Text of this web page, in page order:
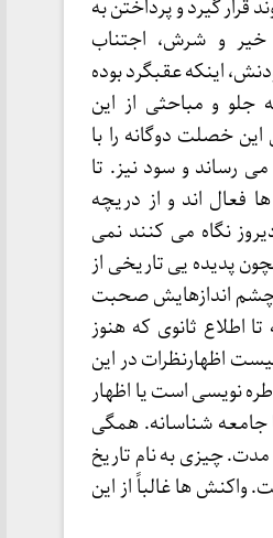
قرار گیرد و پرداختن به
و شرش، اجتناب
اینکه عقبگرد بوده
و مباحثی از این
خصلت دوگانه را با
رساند و سود نیز. تا
فعال اند و از دریچه
نگاه می کنند نمی
پدیده یی تاریخی از
چشم اندازهایش صحبت
اطلاع ثانوی که هنوز
اظهارنظرات در این
نویسی است یا اظهار
جامعه شناسانه. همگی
مدت. چیزی به نام تاریخ
واکنش ها غالباً از این